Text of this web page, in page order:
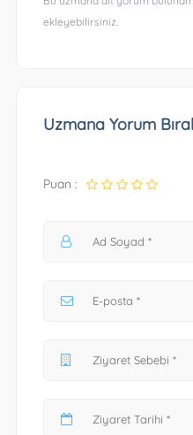
ekleyebilirsiniz.
Uzmana Yorum
Puan :